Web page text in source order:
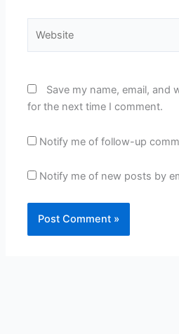
Save my name, email, and
for the next time I comment.
Notify me of follow-up
Notify me of new posts by